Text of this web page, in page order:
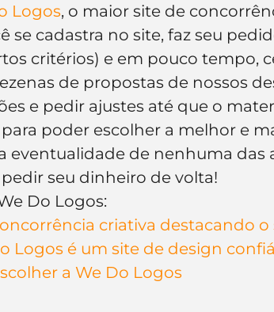
Logos, o maior site de
se cadastra no site, faz seu
critérios) e em pouco tempo,
de propostas de nossos
e pedir ajustes até que o
poder escolher a melhor e
eventualidade de nenhuma das
seu dinheiro de volta!
Do Logos:
criativa destacando o
Logos é um site de design
a We Do Logos